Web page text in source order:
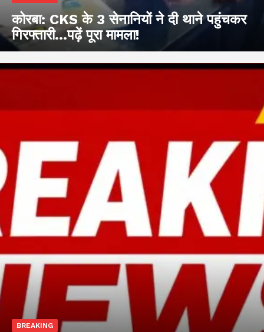
कोरबा: CKS के 3 सेनानियों ने दी थाने पहुंचकर
गिरफ्तारी…पढ़ें पूरा मामला!
BREAKING